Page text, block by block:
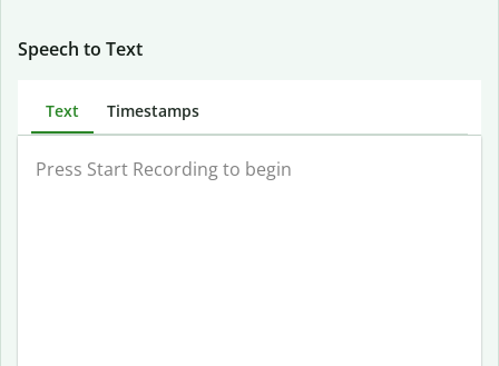
Speech to Text
Text Timestamps